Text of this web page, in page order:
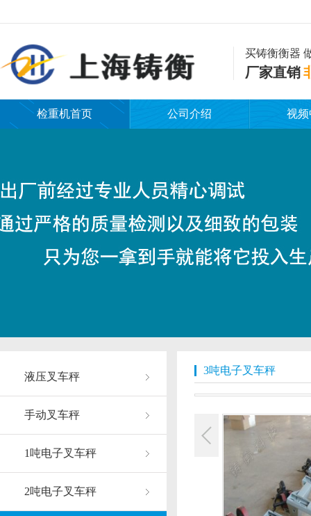
买铸衡衡器
厂家直销
检重机首页 公司介绍 视
液压叉车秤
手动叉车秤
1吨电子叉车秤
2吨电子叉车秤
3吨电子叉车秤